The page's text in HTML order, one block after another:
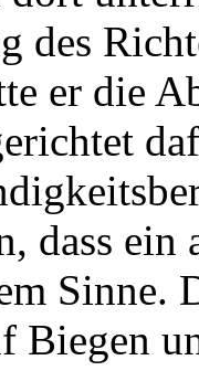
des
er die
dass
Biegen